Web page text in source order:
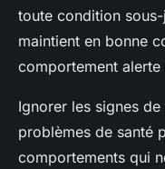
toute condition sous-
maintient en bonne
comportement alerte
Ignorer les signes
problèmes de santé
comportements qui